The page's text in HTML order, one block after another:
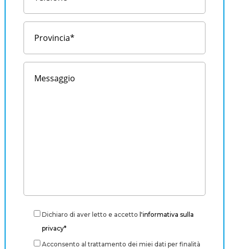
Dichiaro di aver letto e accetto l'informativa sulla
privacy*
Acconsento al trattamento dei miei dati per finalità